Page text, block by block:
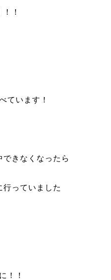
！
ています！
できなくなったら
行っていました
！！